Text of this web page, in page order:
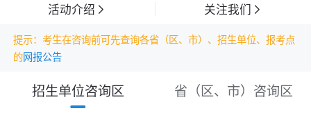
活动介绍 关注我们
提示：考生在咨询前可先查询各省（区、市）、招生单位、报考点
的网报公告
招生单位咨询区 省（区、市）咨询区